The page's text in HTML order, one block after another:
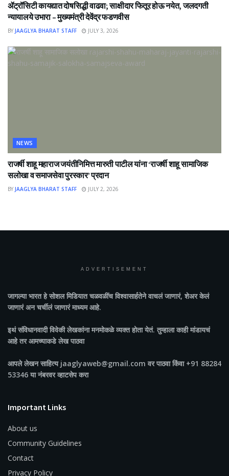
ॲट्रॉसिटी कायद्यात दोषसिद्धी वाढवा; साक्षीदार फितूर होऊ नयेत, जलदगती
न्यायालये उभारा – मुख्यमंत्री देवेंद्र फडणवीस
BY JAAGLYA BHARAT STAFF JULY 3, 2026
NEWS
राजर्षी शाहू महाराज जयंतीनिमित्त मारुती पाटील यांना ‘राजर्षी शाहू सामाजिक
सलोखा व समाजसेवा पुरस्कार’ प्रदान
BY JAAGLYA BHARAT STAFF JULY 2, 2026
ADVERTISEMENT
जागल्या भारतहे सोशल मिडियात चळवळींच विश्वासार्हतेने वाचलं जाणारं, शेअर केलं
जाणारं अन चर्चीलं जाणारं माध्यम आहे.
इथं संविधानवादी विवेकी लेखकांना मनमोकळे व्यक्त होता येतं. तुम्हाला काही मांडायचं
आहे तर आमच्याकडे लेख पाठवा
आपले लेखन साहित्य jaaglyaweb@gmail.com वर पाठवा किंवा +91 88284
53346 या नंबरवर व्हाटसेप करा
Important Links
About us
Community Guidelines
Contact
Privacy Policy